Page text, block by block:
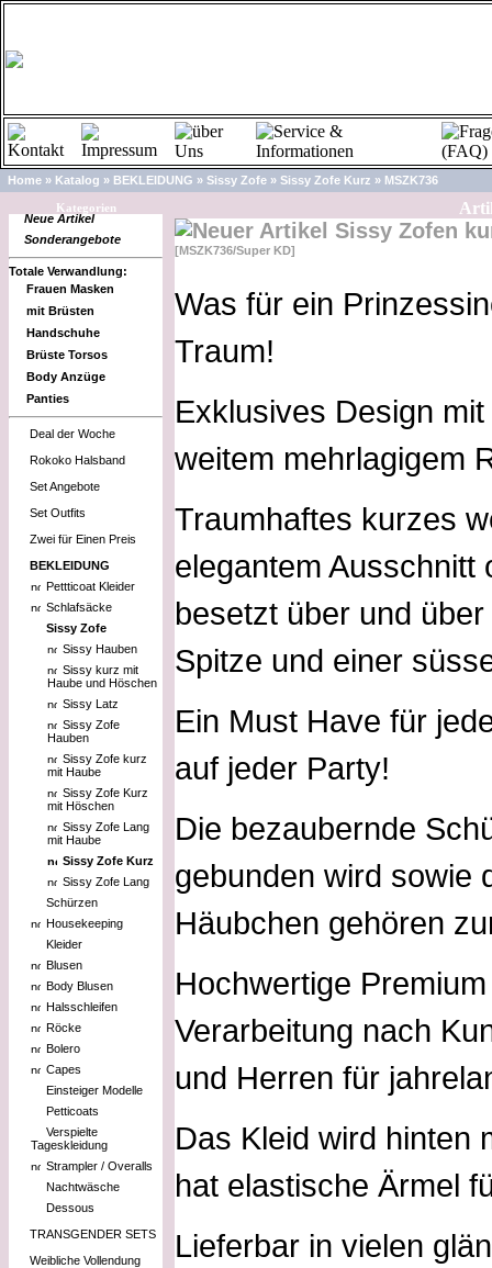
Home » Katalog » BEKLEIDUNG » Sissy Zofe » Sissy Zofe Kurz » MSZK736
Kategorien
Neue Artikel
Sonderangebote
Totale Verwandlung:
Frauen Masken
mit Brüsten
Handschuhe
Brüste Torsos
Body Anzüge
Panties
Deal der Woche
Rokoko Halsband
Set Angebote
Set Outfits
Zwei für Einen Preis
BEKLEIDUNG
Pettticoat Kleider
Schlafsäcke
Sissy Zofe
Sissy Hauben
Sissy kurz mit
Haube und Höschen
Sissy Latz
Sissy Zofe
Hauben
Sissy Zofe kurz
mit Haube
Sissy Zofe Kurz
mit Höschen
Sissy Zofe Lang
mit Haube
Sissy Zofe Kurz
Sissy Zofe Lang
Schürzen
Housekeeping
Kleider
Blusen
Body Blusen
Halsschleifen
Röcke
Bolero
Capes
Einsteiger Modelle
Petticoats
Verspielte
Tageskleidung
Strampler / Overalls
Nachtwäsche
Dessous
TRANSGENDER SETS
Weibliche Vollendung
Sissy Zofen
[MSZK736/Super KD]
Was für ein
Traum!
Exklusives Design
weitem mehrlagigem
Traumhaftes kurzes
elegantem Ausschnitt
besetzt über und
Spitze und einer
Ein Must Have für
auf jeder Party!
Die bezaubernde
gebunden wird sowie
Häubchen gehören
Hochwertige
Verarbeitung nach
und Herren für
Das Kleid wird hinten
hat elastische Ärmel
Lieferbar in vielen